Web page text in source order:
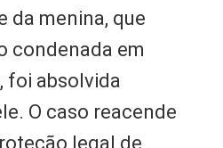
da menina, que
condenada em
foi absolvida
O caso reacende
legal de